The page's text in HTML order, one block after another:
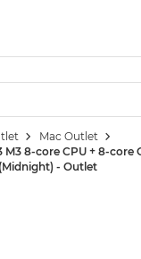
Mac Outlet
8-core CPU + 8-core
- Outlet